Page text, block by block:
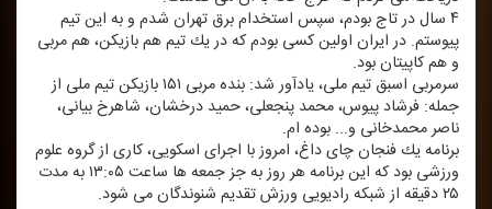
۴ سال در تاج بودم، سپس استخدام برق تهران شدم و به این تیم
پیوستم. در ایران اولین كسی بودم كه در یك تیم هم بازیكن، هم مربی
و هم كاپیتان بود.
سرمربی اسبق تیم ملی، یادآور شد: بنده مربی ۱۵۱ بازیكن تیم ملی از
جمله: فرشاد پیوس، محمد پنجعلی، حمید درخشان، شاهرخ بیانی،
ناصر محمدخانی و... بوده ام.
برنامه یك فنجان چای داغ، امروز با اجرای اسكویی، كاری از گروه علوم
ورزشی بود كه این برنامه هر روز به جز جمعه ها ساعت ۱۳:۰۵ به مدت
۲۵ دقیقه از شبكه رادیویی ورزش تقدیم شنوندگان می شود.